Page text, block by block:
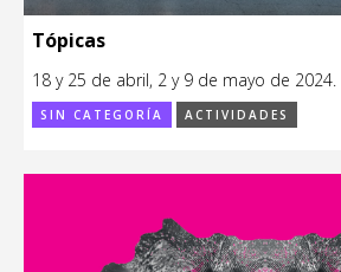
Tópicas
18 y 25 de abril, 2 y 9 de mayo de 2024.
SIN CATEGORÍA ACTIVIDADES